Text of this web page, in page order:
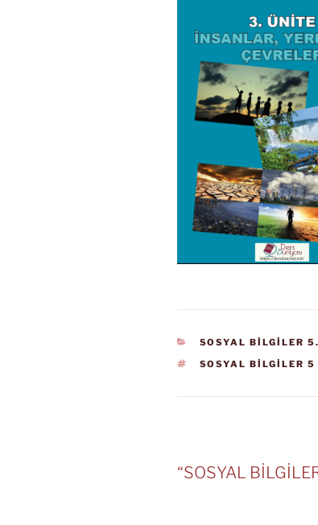
KATEGORILER
SOSYAL BİLGİLER
ETIKETLER
SOSYAL BİLGİLER 5
“SOSYAL